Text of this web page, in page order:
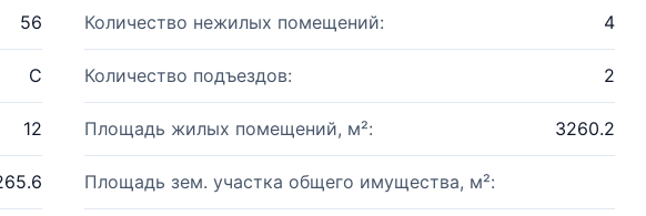
56 Количество нежилых помещений: 4
C Количество подъездов: 2
12 Площадь жилых помещений, м²: 3260.2
Площадь зем. участка общего имущества, м²: